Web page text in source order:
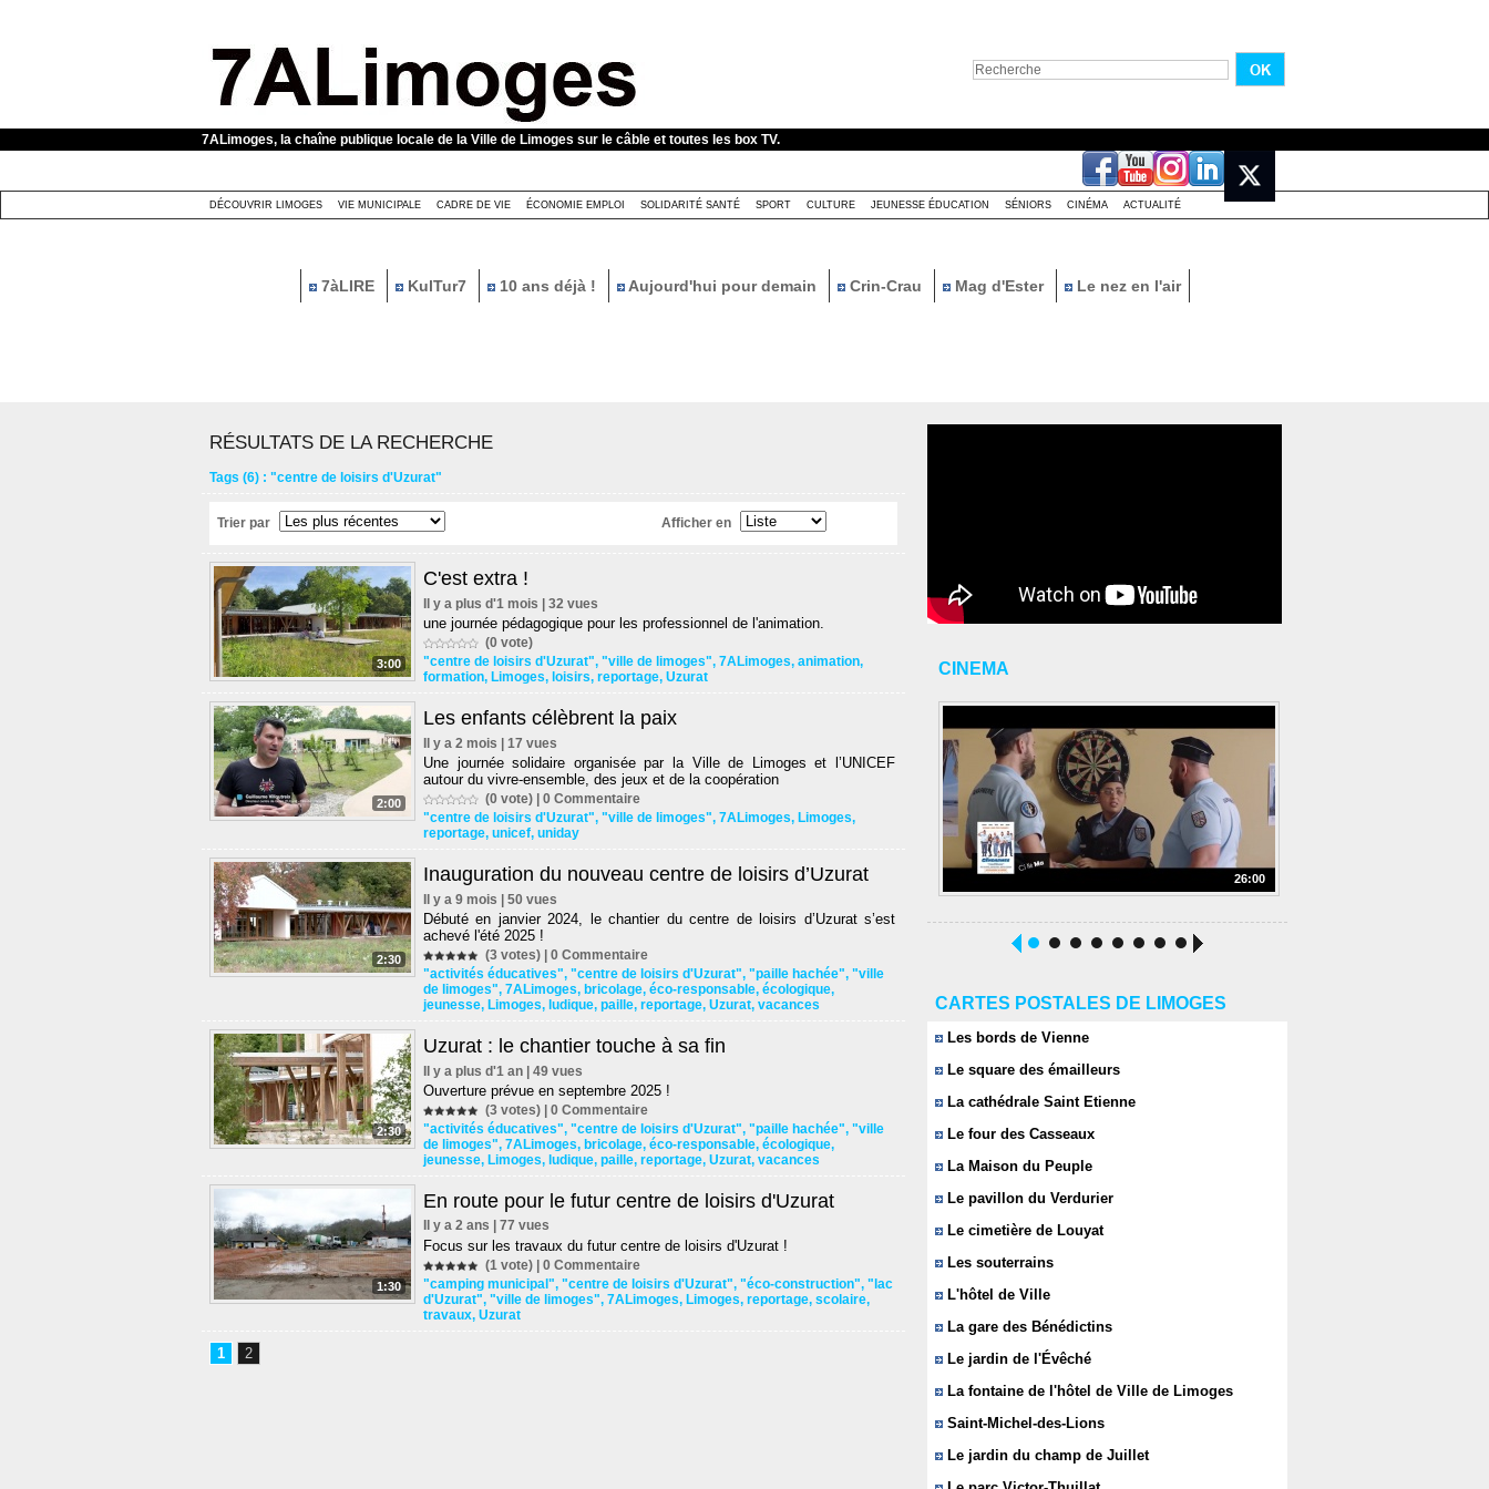
7ALimoges, la chaîne publique locale de la Ville de Limoges sur le câble et toutes les box TV.
DÉCOUVRIR LIMOGES VIE MUNICIPALE CADRE DE VIE ÉCONOMIE EMPLOI SOLIDARITÉ SANTÉ SPORT CULTURE JEUNESSE ÉDUCATION SÉNIORS CINÉMA ACTUALITÉ
7àLIRE KulTur7 10 ans déjà ! Aujourd'hui pour demain Crin-Crau Mag d'Ester Le nez en l'air
RÉSULTATS DE LA RECHERCHE
Tags (6) : "centre de loisirs d'Uzurat"
Trier par Afficher en
3:00
C'est extra !
Il y a plus d'1 mois | 32 vues
une journée pédagogique pour les professionnel de l'animation.
(0 vote)
"centre de loisirs d'Uzurat", "ville de limoges", 7ALimoges, animation,
formation, Limoges, loisirs, reportage, Uzurat
2:00
Les enfants célèbrent la paix
Il y a 2 mois | 17 vues
Une journée solidaire organisée par la Ville de Limoges et l’UNICEF
autour du vivre-ensemble, des jeux et de la coopération
(0 vote) | 0 Commentaire
"centre de loisirs d'Uzurat", "ville de limoges", 7ALimoges, Limoges,
reportage, unicef, uniday
2:30
Inauguration du nouveau centre de loisirs d’Uzurat
Il y a 9 mois | 50 vues
Débuté en janvier 2024, le chantier du centre de loisirs d’Uzurat s’est
achevé l'été 2025 !
(3 votes) | 0 Commentaire
"activités éducatives", "centre de loisirs d'Uzurat", "paille hachée", "ville
de limoges", 7ALimoges, bricolage, éco-responsable, écologique,
jeunesse, Limoges, ludique, paille, reportage, Uzurat, vacances
2:30
Uzurat : le chantier touche à sa fin
Il y a plus d'1 an | 49 vues
Ouverture prévue en septembre 2025 !
(3 votes) | 0 Commentaire
"activités éducatives", "centre de loisirs d'Uzurat", "paille hachée", "ville
de limoges", 7ALimoges, bricolage, éco-responsable, écologique,
jeunesse, Limoges, ludique, paille, reportage, Uzurat, vacances
1:30
En route pour le futur centre de loisirs d'Uzurat
Il y a 2 ans | 77 vues
Focus sur les travaux du futur centre de loisirs d'Uzurat !
(1 vote) | 0 Commentaire
"camping municipal", "centre de loisirs d'Uzurat", "éco-construction", "lac
d'Uzurat", "ville de limoges", 7ALimoges, Limoges, reportage, scolaire,
travaux, Uzurat
1 2
CINEMA
26:00
CARTES POSTALES DE LIMOGES
Les bords de Vienne
Le square des émailleurs
La cathédrale Saint Etienne
Le four des Casseaux
La Maison du Peuple
Le pavillon du Verdurier
Le cimetière de Louyat
Les souterrains
L'hôtel de Ville
La gare des Bénédictins
Le jardin de l'Évêché
La fontaine de l'hôtel de Ville de Limoges
Saint-Michel-des-Lions
Le jardin du champ de Juillet